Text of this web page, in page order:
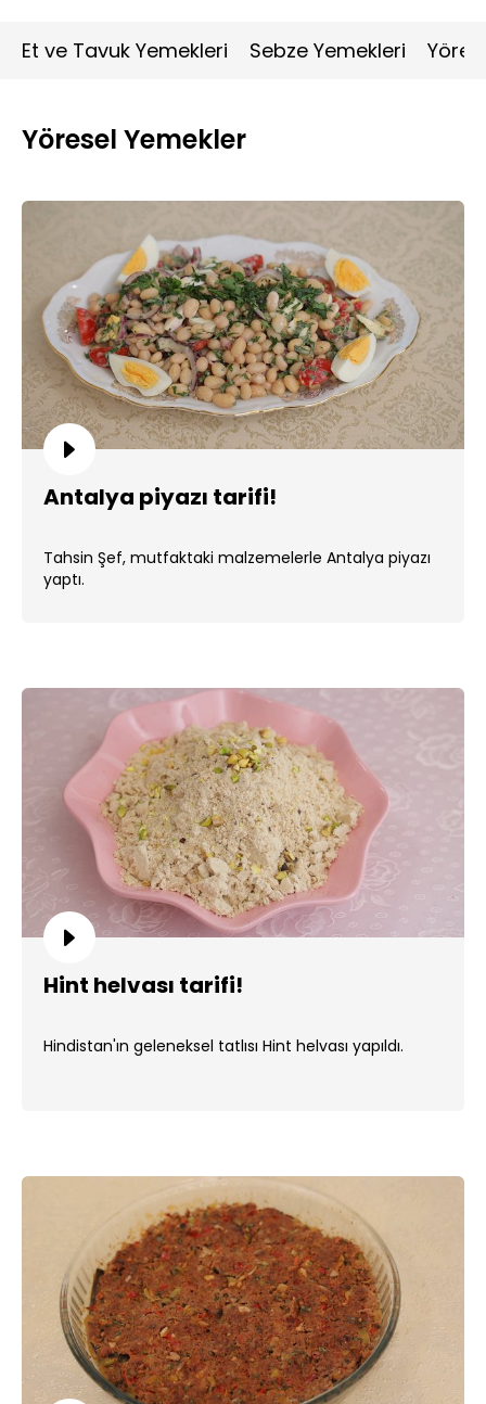
Et ve Tavuk Yemekleri Sebze Yemekleri
Yöresel Yemekler
Antalya piyazı tarifi!
Tahsin Şef, mutfaktaki malzemelerle Antalya piyazı
yaptı.
Hint helvası tarifi!
Hindistan'ın geleneksel tatlısı Hint helvası yapıldı.